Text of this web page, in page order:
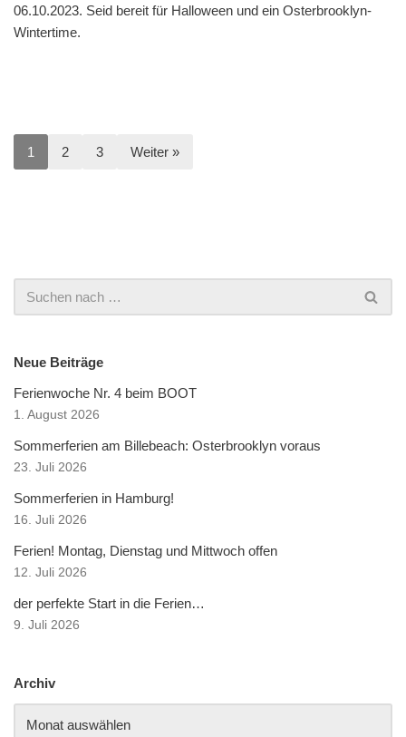
06.10.2023. Seid bereit für Halloween und ein Osterbrooklyn-
Wintertime.
1 2 3 Weiter »
Neue Beiträge
Ferienwoche Nr. 4 beim BOOT
1. August 2026
Sommerferien am Billebeach: Osterbrooklyn voraus
23. Juli 2026
Sommerferien in Hamburg!
16. Juli 2026
Ferien! Montag, Dienstag und Mittwoch offen
12. Juli 2026
der perfekte Start in die Ferien…
9. Juli 2026
Archiv